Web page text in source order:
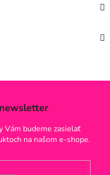
Vám budeme zasielať
na našom e-shope.